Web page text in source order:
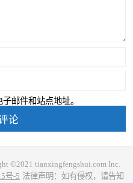
邮件和站点地址。
©2021 tianxingfengshui.com Inc.
号-5 法律声明：如有侵权，请告知